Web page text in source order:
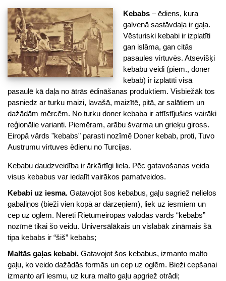
Kebabs – ēdiens, kura
galvenā sastāvdaļa ir gaļa.
Vēsturiski kebabi ir izplatīti
gan islāma, gan citās
pasaules virtuvēs. Atsevišķi
kebabu veidi (piem., doner
kebab) ir izplatīti visā
pasaulē kā daļa no ātrās ēdināšanas produktiem. Visbiežāk tos
pasniedz ar turku maizi, lavašā, maizītē, pitā, ar salātiem un
dažādām mērcēm. No turku doner kebaba ir attīstījušies vairāki
reģionālie varianti. Piemēram, arābu švarma un grieķu giross.
Eiropā vārds "kebabs" parasti nozīmē Doner kebab, proti, Tuvo
Austrumu virtuves ēdienu no Turcijas.
Kebabu daudzveidība ir ārkārtīgi liela. Pēc gatavošanas veida
visus kebabus var iedalīt vairākos pamatveidos.
Kebabi uz iesma. Gatavojot šos kebabus, gaļu sagriež nelielos
gabaliņos (bieži vien kopā ar dārzeņiem), liek uz iesmiem un
cep uz oglēm. Nereti Rietumeiropas valodās vārds “kebabs”
nozīmē tikai šo veidu. Universālākais un vislabāk zināmais šā
tipa kebabs ir “šiš” kebabs;
Maltās gaļas kebabi. Gatavojot šos kebabus, izmanto malto
gaļu, ko veido dažādās formās un cep uz oglēm. Bieži cepšanai
izmanto arī iesmu, uz kura malto gaļu apgriež otrādi;